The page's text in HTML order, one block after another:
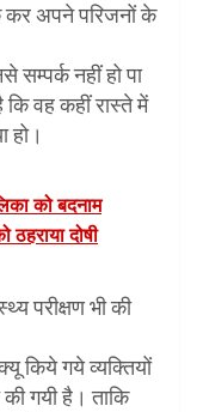
कर अपने परिजनों के
सम्पर्क नहीं हो पा
वह कहीं रास्ते में
हो।
को बदनाम
ठहराया दोषी
परीक्षण भी की
किये गये व्यक्तियों
गयी है। ताकि